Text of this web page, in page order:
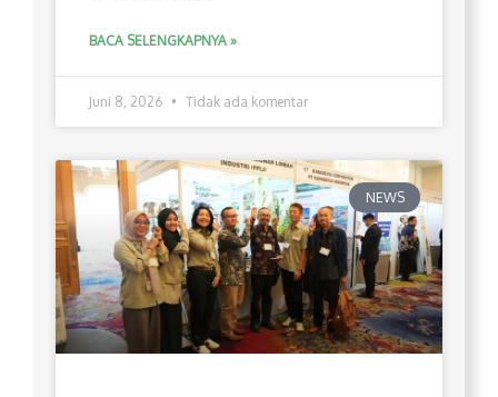
BACA SELENGKAPNYA »
Juni 8, 2026 Tidak ada komentar
NEWS